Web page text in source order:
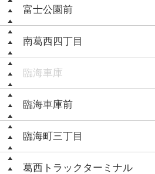
富士公園前
南葛西四丁目
臨海車庫
臨海車庫前
臨海町三丁目
葛西トラックターミナル